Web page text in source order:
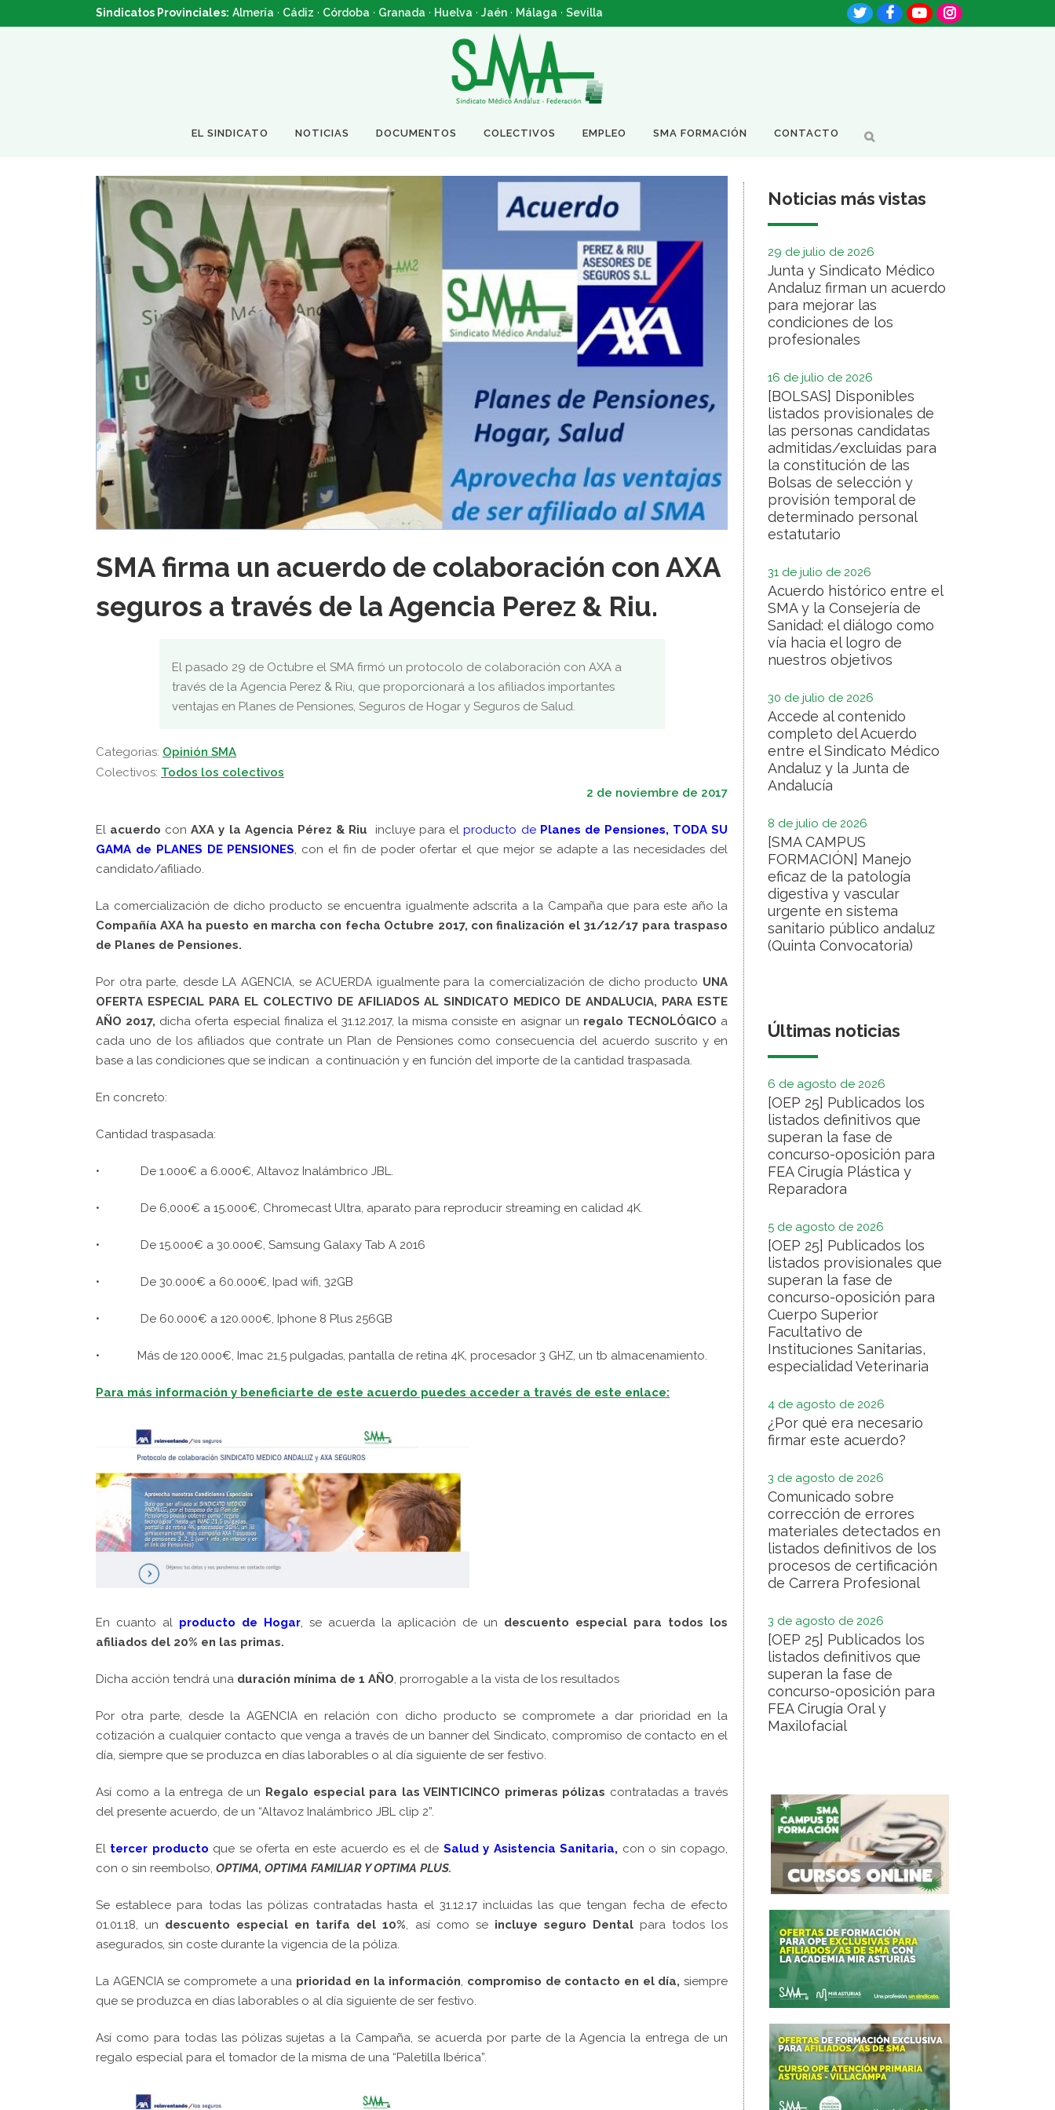
Sindicatos Provinciales: Almería · Cádiz · Córdoba · Granada · Huelva · Jaén · Málaga · Sevilla
EL SINDICATO NOTICIAS DOCUMENTOS COLECTIVOS EMPLEO SMA FORMACIÓN CONTACTO
SMA firma un acuerdo de colaboración con AXA
seguros a través de la Agencia Perez & Riu.
El pasado 29 de Octubre el SMA firmó un protocolo de colaboración con AXA a
través de la Agencia Perez & Riu, que proporcionará a los afiliados importantes
ventajas en Planes de Pensiones, Seguros de Hogar y Seguros de Salud.
Categorias: Opinión SMA
Colectivos: Todos los colectivos
2 de noviembre de 2017
El acuerdo conAXA y la Agencia Pérez & Riu incluye para el producto dePlanes de Pensiones, TODA SU
GAMA de PLANES DE PENSIONES, con el fin de poder ofertar el que mejor se adapte a las necesidades del
candidato/afiliado.
La comercialización de dicho producto se encuentra igualmente adscrita a la Campaña que para este año la
Compañía AXA ha puesto en marcha con fecha Octubre 2017, con finalización el 31/12/17 para traspaso
de Planes de Pensiones.
Por otra parte, desde LA AGENCIA, se ACUERDA igualmente para la comercialización de dicho producto UNA
OFERTA ESPECIAL PARA EL COLECTIVO DE AFILIADOS AL SINDICATO MEDICO DE ANDALUCIA, PARA ESTE
AÑO 2017, dicha oferta especial finaliza el 31.12.2017, la misma consiste en asignar un regalo TECNOLÓGICO a
cada uno de los afiliados que contrate un Plan de Pensiones como consecuencia del acuerdo suscrito y en
base a las condiciones que se indican a continuación y en función del importe de la cantidad traspasada.
En concreto:
Cantidad traspasada:
• De 1.000€ a 6.000€, Altavoz Inalámbrico JBL.
• De 6,000€ a 15.000€, Chromecast Ultra, aparato para reproducir streaming en calidad 4K.
• De 15.000€ a 30.000€, Samsung Galaxy Tab A 2016
• De 30.000€ a 60.000€, Ipad wifi, 32GB
• De 60.000€ a 120.000€, Iphone 8 Plus 256GB
• Más de 120.000€, Imac 21,5 pulgadas, pantalla de retina 4K, procesador 3 GHZ, un tb almacenamiento.
Para más información y beneficiarte de este acuerdo puedes acceder a través de este enlace:
En cuanto al producto de Hogar, se acuerda la aplicación de un descuento especial para todos los
afiliados del 20% en las primas.
Dicha acción tendrá una duración mínima de 1 AÑO, prorrogable a la vista de los resultados
Por otra parte, desde la AGENCIA en relación con dicho producto se compromete a dar prioridad en la
cotización a cualquier contacto que venga a través de un banner del Sindicato, compromiso de contacto en el
día, siempre que se produzca en días laborables o al día siguiente de ser festivo.
Así como a la entrega de un Regalo especial para las VEINTICINCO primeras pólizas contratadas a través
del presente acuerdo, de un “Altavoz Inalámbrico JBL clip 2”.
El tercer producto que se oferta en este acuerdo es el de Salud y Asistencia Sanitaria, con o sin copago,
con o sin reembolso, OPTIMA, OPTIMA FAMILIAR Y OPTIMA PLUS.
Se establece para todas las pólizas contratadas hasta el 31.12.17 incluidas las que tengan fecha de efecto
01.01.18, un descuento especial en tarifa del 10%, así como seincluye seguro Dental para todos los
asegurados, sin coste durante la vigencia de la póliza.
La AGENCIA se compromete a una prioridad en la información, compromiso de contacto en el día, siempre
que se produzca en días laborables o al día siguiente de ser festivo.
Así como para todas las pólizas sujetas a la Campaña, se acuerda por parte de la Agencia la entrega de un
regalo especial para el tomador de la misma de una “Paletilla Ibérica”.
Noticias más vistas
29 de julio de 2026
Junta y Sindicato Médico
Andaluz firman un acuerdo
para mejorar las
condiciones de los
profesionales
16 de julio de 2026
[BOLSAS] Disponibles
listados provisionales de
las personas candidatas
admitidas/excluidas para
la constitución de las
Bolsas de selección y
provisión temporal de
determinado personal
estatutario
31 de julio de 2026
Acuerdo histórico entre el
SMA y la Consejería de
Sanidad: el diálogo como
vía hacia el logro de
nuestros objetivos
30 de julio de 2026
Accede al contenido
completo del Acuerdo
entre el Sindicato Médico
Andaluz y la Junta de
Andalucía
8 de julio de 2026
[SMA CAMPUS
FORMACIÓN] Manejo
eficaz de la patología
digestiva y vascular
urgente en sistema
sanitario público andaluz
(Quinta Convocatoria)
Últimas noticias
6 de agosto de 2026
[OEP 25] Publicados los
listados definitivos que
superan la fase de
concurso-oposición para
FEA Cirugía Plástica y
Reparadora
5 de agosto de 2026
[OEP 25] Publicados los
listados provisionales que
superan la fase de
concurso-oposición para
Cuerpo Superior
Facultativo de
Instituciones Sanitarias,
especialidad Veterinaria
4 de agosto de 2026
¿Por qué era necesario
firmar este acuerdo?
3 de agosto de 2026
Comunicado sobre
corrección de errores
materiales detectados en
listados definitivos de los
procesos de certificación
de Carrera Profesional
3 de agosto de 2026
[OEP 25] Publicados los
listados definitivos que
superan la fase de
concurso-oposición para
FEA Cirugía Oral y
Maxilofacial